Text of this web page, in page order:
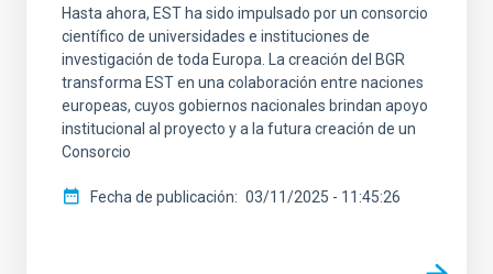
Hasta ahora, EST ha sido impulsado por un consorcio
científico de universidades e instituciones de
investigación de toda Europa. La creación del BGR
transforma EST en una colaboración entre naciones
europeas, cuyos gobiernos nacionales brindan apoyo
institucional al proyecto y a la futura creación de un
Consorcio
Fecha de publicación 03/11/2025 - 11:45:26